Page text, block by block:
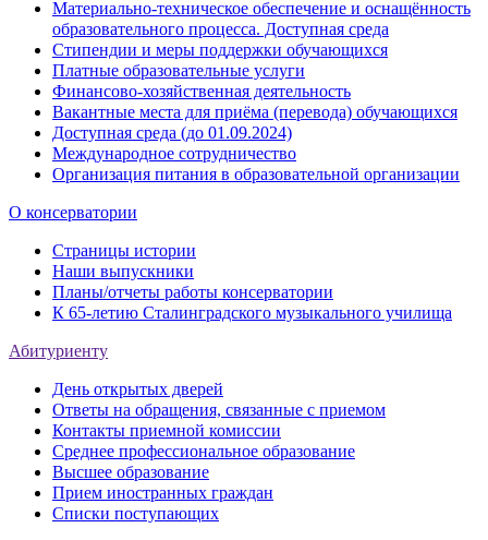
Материально-техническое обеспечение и оснащённость
образовательного процесса. Доступная среда
Стипендии и меры поддержки обучающихся
Платные образовательные услуги
Финансово-хозяйственная деятельность
Вакантные места для приёма (перевода) обучающихся
Доступная среда (до 01.09.2024)
Международное сотрудничество
Организация питания в образовательной организации
О консерватории
Страницы истории
Наши выпускники
Планы/отчеты работы консерватории
К 65-летию Сталинградского музыкального училища
Абитуриенту
День открытых дверей
Ответы на обращения, связанные с приемом
Контакты приемной комиссии
Среднее профессиональное образование
Высшее образование
Прием иностранных граждан
Списки поступающих